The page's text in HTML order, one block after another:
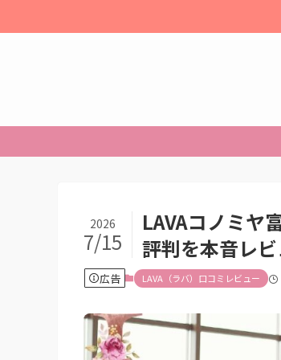
LAVAコノミヤ
評判を本音レビ
2026
7/15
広告 LAVA（ラバ）口コミレビュー